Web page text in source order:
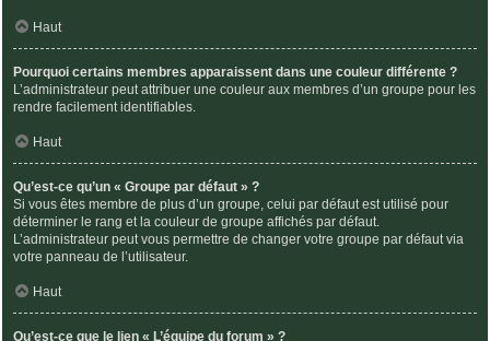
Haut
Pourquoi certains membres apparaissent dans une couleur différente ?
L’administrateur peut attribuer une couleur aux membres d’un groupe pour les
rendre facilement identifiables.
Haut
Qu’est-ce qu’un « Groupe par défaut » ?
Si vous êtes membre de plus d’un groupe, celui par défaut est utilisé pour
déterminer le rang et la couleur de groupe affichés par défaut.
L’administrateur peut vous permettre de changer votre groupe par défaut via
votre panneau de l’utilisateur.
Haut
Qu’est-ce que le lien « L’équipe du forum » ?